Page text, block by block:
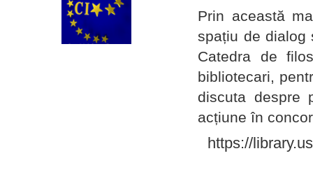
Prin această
spațiu de dialog
Catedra de
bibliotecari,
discuta despre
acțiune în
https://